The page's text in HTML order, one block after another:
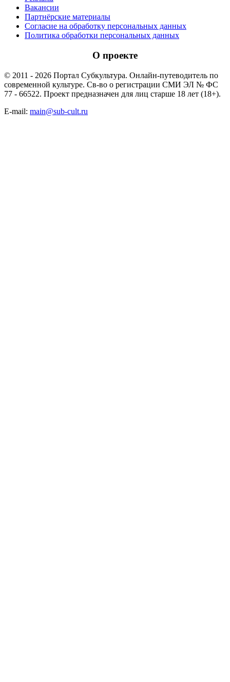
Вакансии
Партнёрские материалы
Согласие на обработку персональных данных
Политика обработки персональных данных
О проекте
© 2011 - 2026 Портал Субкультура. Онлайн-путеводитель по
современной культуре. Св-во о регистрации СМИ ЭЛ № ФС
77 - 66522. Проект предназначен для лиц старше 18 лет (18+).
E-mail: main@sub-cult.ru